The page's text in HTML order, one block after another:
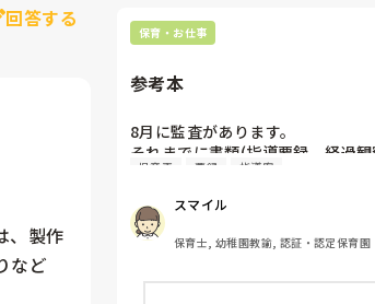
回答する
、製作
など
ていました（笑）たくさん書ける
たですよ。保育士20年目ですが、
保育・お仕事
参考本
8月に監査があります。
それまでに書類(指導要録、経過
ればいけないのですが書き方が分
われましたが種類がありすぎてど
かりません。おすすめの参考本あ
私が働いてるのは幼保連携型認定
児童表 要録 指導案
スマイル
保育士, 幼稚園教諭, 認証・認定保育園